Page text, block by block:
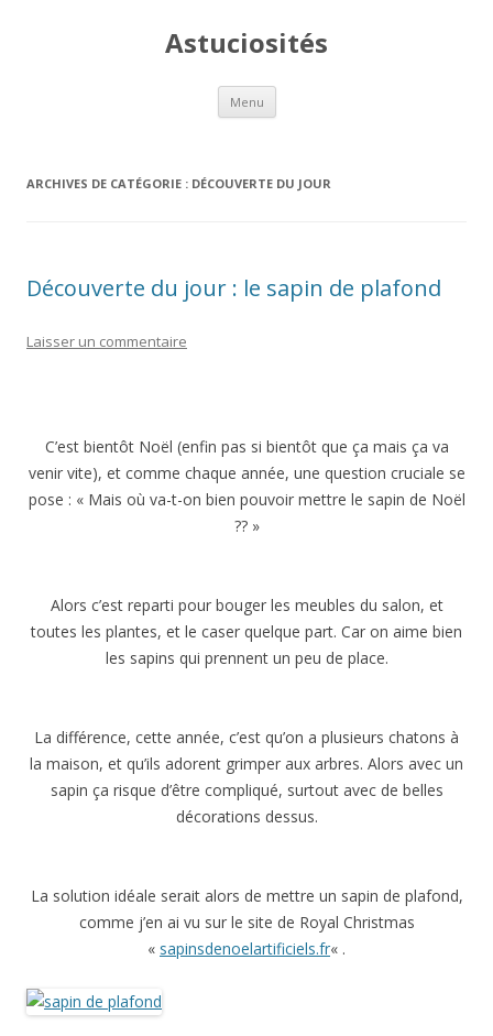
Astuciosités
Menu Aller
contenu
ARCHIVES DE CATÉGORIE : DÉCOUVERTE DU JOUR
Découverte du jour : le sapin de plafond
Laisser un commentaire
C’est bientôt Noël (enfin pas si bientôt que ça mais ça va
venir vite), et comme chaque année, une question cruciale se
pose : « Mais où va-t-on bien pouvoir mettre le sapin de Noël
?? »
Alors c’est reparti pour bouger les meubles du salon, et
toutes les plantes, et le caser quelque part. Car on aime bien
les sapins qui prennent un peu de place.
La différence, cette année, c’est qu’on a plusieurs chatons à
la maison, et qu’ils adorent grimper aux arbres. Alors avec un
sapin ça risque d’être compliqué, surtout avec de belles
décorations dessus.
La solution idéale serait alors de mettre un sapin de plafond,
comme j’en ai vu sur le site de Royal Christmas
« sapinsdenoelartificiels.fr« .